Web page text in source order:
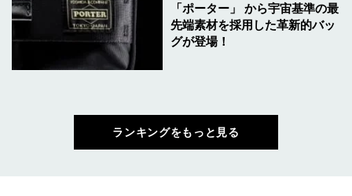
「ポーター」 から宇宙基準の最
先端素材を採用した革新的バッ
グが登場！
ランキングをもっと見る